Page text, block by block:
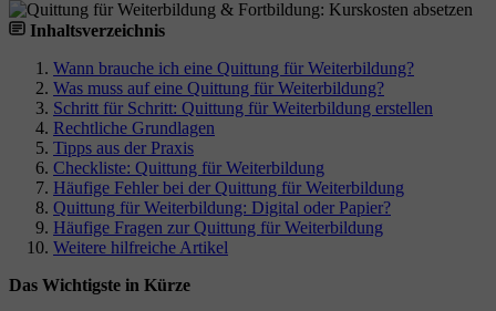
Inhaltsverzeichnis
Wann brauche ich eine Quittung für Weiterbildung?
Was muss auf eine Quittung für Weiterbildung?
Schritt für Schritt: Quittung für Weiterbildung erstellen
Rechtliche Grundlagen
Tipps aus der Praxis
Checkliste: Quittung für Weiterbildung
Häufige Fehler bei der Quittung für Weiterbildung
Quittung für Weiterbildung: Digital oder Papier?
Häufige Fragen zur Quittung für Weiterbildung
Weitere hilfreiche Artikel
Das Wichtigste in Kürze